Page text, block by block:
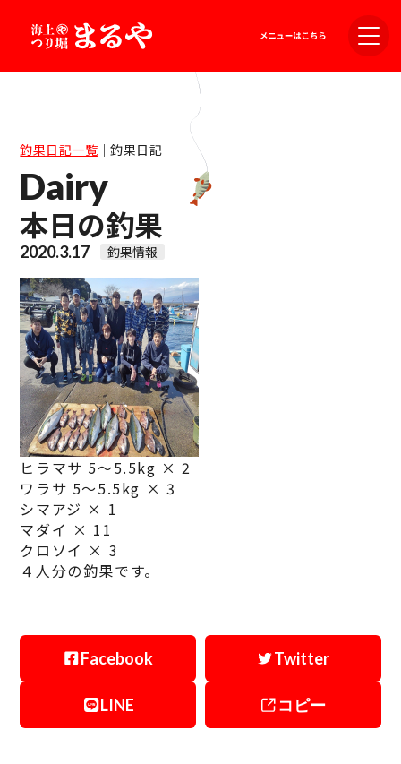
釣果日記一覧｜釣果日記
Dairy
本日の釣果
2020.3.17 釣果情報
ヒラマサ 5～5.5kg × 2
ワラサ 5～5.5kg × 3
シマアジ × 1
マダイ × 11
クロソイ × 3
４人分の釣果です。
Facebook Twitter
LINE コピー